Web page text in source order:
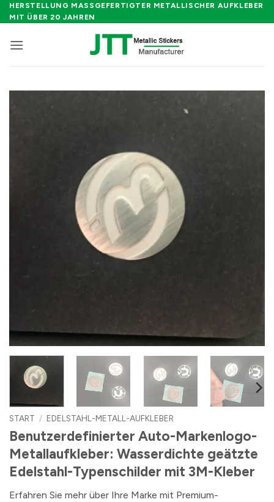
Zum
Inhalt
HERSTELLUNG MASSGEFERTIGTER METALLISCHER AUFKLEBER M
IT ÜBER 20 JAHREN
START / EDELSTAHL-METALL-AUFKLEBER
Benutzerdefinierter Auto-Markenlogo-
Metallaufkleber: Wasserdichte geätzte
Edelstahl-Typenschilder mit 3M-Kleber
Erfahren Sie mehr über Ihre Marke mit Premium-